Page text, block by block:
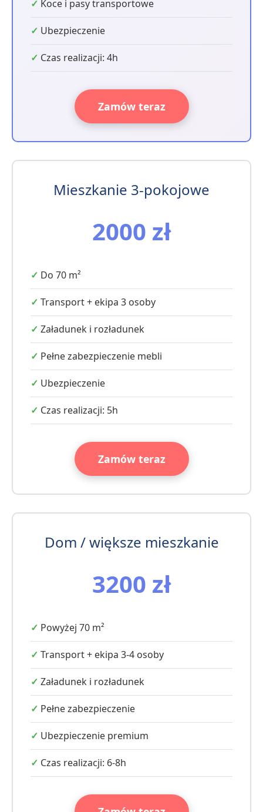
Koce i pasy transportowe
Ubezpieczenie
Czas realizacji: 4h
Zamów teraz
Mieszkanie 3-pokojowe
2000 zł
Do 70 m²
Transport + ekipa 3 osoby
Załadunek i rozładunek
Pełne zabezpieczenie mebli
Ubezpieczenie
Czas realizacji: 5h
Zamów teraz
Dom / większe mieszkanie
3200 zł
Powyżej 70 m²
Transport + ekipa 3-4 osoby
Załadunek i rozładunek
Pełne zabezpieczenie
Ubezpieczenie premium
Czas realizacji: 6-8h